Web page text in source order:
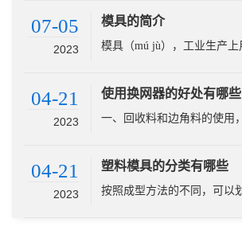
07-05
2023
模具的简介
04-21
2023
使用换网器的好处有哪些
04-21
2023
塑料模具的分类有哪些